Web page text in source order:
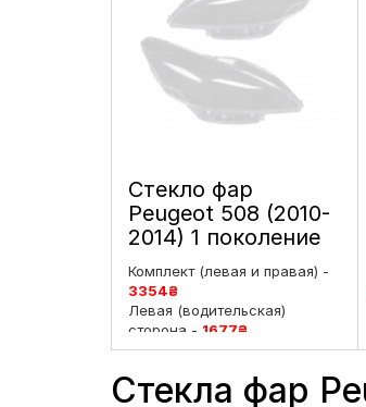
Стекло фар
Peugeot 508 (2010-
2014) 1 поколение
дорестайлинг
левое и правое
Комплект (левая и правая) -
3354₴
Левая (водительская)
сторона - 1677₴
Правая (пассажирская)
Стекла фар